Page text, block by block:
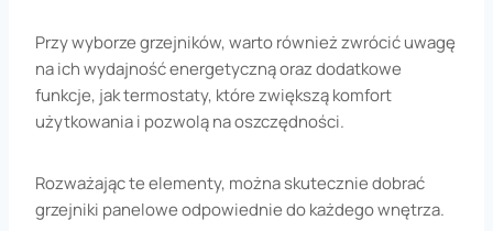
Przy wyborze grzejników, warto również zwrócić uwagę
na ich wydajność energetyczną oraz dodatkowe
funkcje, jak termostaty, które zwiększą komfort
użytkowania i pozwolą na oszczędności.
Rozważając te elementy, można skutecznie dobrać
grzejniki panelowe odpowiednie do każdego wnętrza.